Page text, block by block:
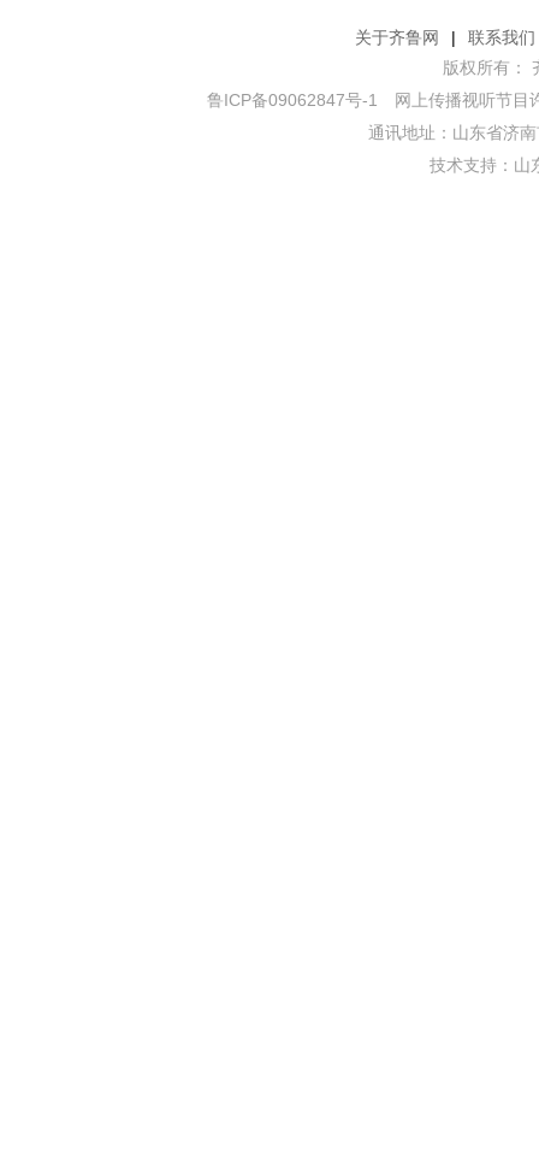
关于齐鲁网 |
联系我们
版权所有：
鲁ICP备09062847号-1
网上传播视听节目
通讯地址：山东省济
技术支持： 山